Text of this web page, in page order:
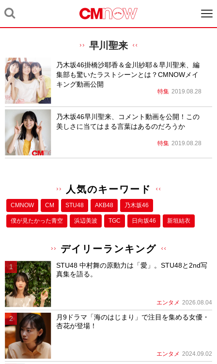
早川聖来
乃木坂46掛橋沙耶香＆金川紗耶＆早川聖来、編
集部も驚いたラストシーンとは？CMNOWメイ
キング動画公開
特集 2019.08.28
乃木坂46早川聖来、コメント動画を公開！この
美しさに当てはまる言葉はあるのだろうか
特集 2019.08.28
人気のキーワード
CMNOW CM STU48 AKB48 乃木坂46
僕が⾒たかった⻘空 浜辺美波 TGC 日向坂46 新垣結衣
デイリーランキング
STU48 中村舞の原動力は「愛」。STU48と2nd写
真集を語る。
エンタメ 2026.08.04
月9ドラマ「海のはじまり」で注目を集める女優・
杏花が登場！
エンタメ 2024.09.02